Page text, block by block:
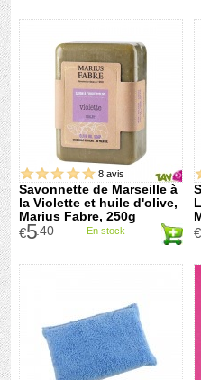
Savonnette de Marseille à
la Violette et huile d'olive,
Marius Fabre, 250g
€5.40 En stock
8 avis
€